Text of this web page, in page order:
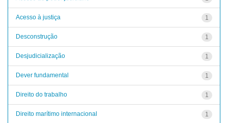
1
Acesso à justiça
1
Desconstrução
1
Desjudicialização
1
Dever fundamental
1
Direito do trabalho
1
Direito marítimo internacional